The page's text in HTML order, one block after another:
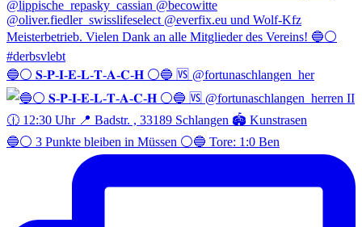
🔵⚪️ 𝐒-𝐏-𝐈-𝐄-𝐋-𝐓-𝐀-𝐂-𝐇 ⚪️🔵 🆚 @fortunaschlangen_her
🔵⚪️ 3 Punkte bleiben in Müssen ⚪️🔵 Tore: 1:0 Ben